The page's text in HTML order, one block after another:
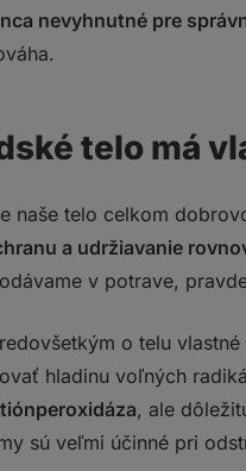
nevyhnutné pre
telo má
naše telo celkom
a udržiavanie
v potrave,
o telu
hladinu voľných
, ale
sú veľmi účinné pri